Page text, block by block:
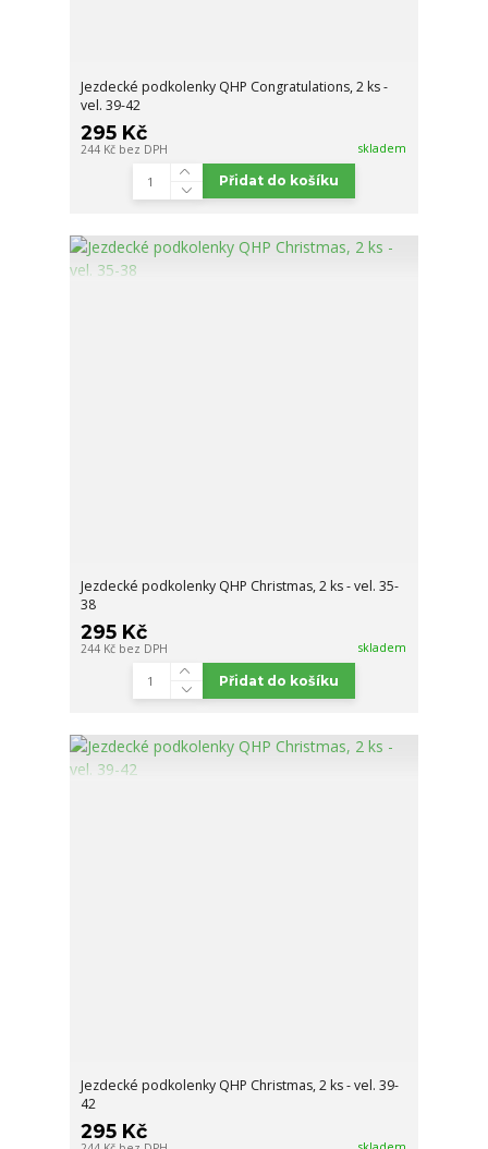
Jezdecké podkolenky QHP Congratulations, 2 ks -
vel. 39-42
295 Kč
244 Kč bez DPH skladem
Přidat do košíku
Jezdecké podkolenky QHP Christmas, 2 ks - vel. 35-
38
295 Kč
244 Kč bez DPH skladem
Přidat do košíku
Jezdecké podkolenky QHP Christmas, 2 ks - vel. 39-
42
295 Kč